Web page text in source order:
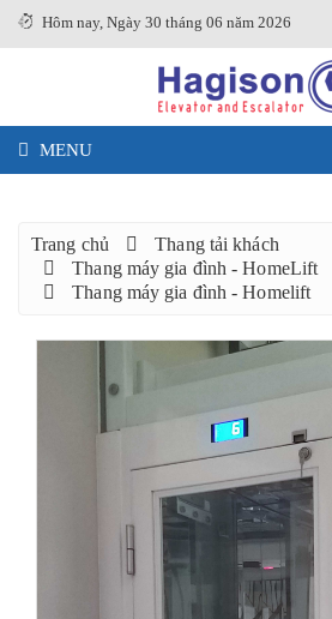
Hôm nay, Ngày 30 tháng 06 năm 2026
MENU
Trang chủ
Thang tải khách
Thang máy gia đình - HomeLift
Thang máy gia đình - Homelift